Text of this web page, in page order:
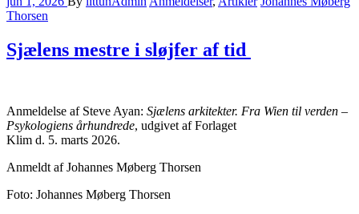
Thorsen
Sjælens mestre i sløjfer af tid
Anmeldelse af Steve Ayan: Sjælens arkitekter. Fra Wien til verden –
Psykologiens århundrede, udgivet af Forlaget
Klim d. 5. marts 2026.
Anmeldt af Johannes Møberg Thorsen
Foto: Johannes Møberg Thorsen